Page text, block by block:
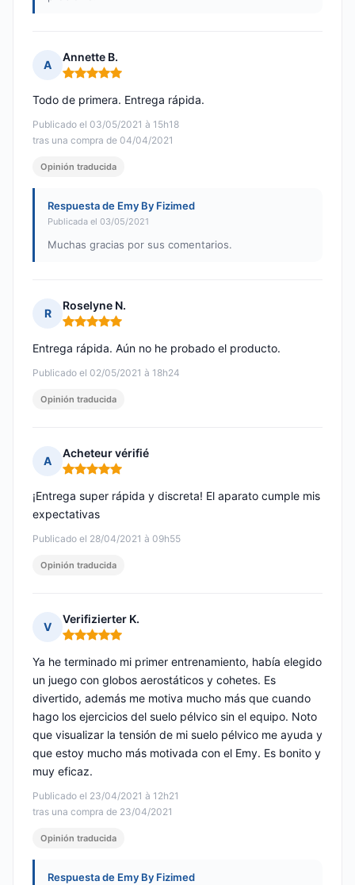
A
Annette B.
Nota: 5 de 5
Publicado el 03/05/2021 à 15h18
tras una compra de 04/04/2021
Todo de primera. Entrega rápida.
Opinión traducida
Respuesta de Emy By Fizimed
Publicada el 03/05/2021
Muchas gracias por sus comentarios.
R
Roselyne N.
Nota: 5 de 5
Publicado el 02/05/2021 à 18h24
Entrega rápida. Aún no he probado el producto.
Opinión traducida
A
Acheteur vérifié
Nota: 5 de 5
Publicado el 28/04/2021 à 09h55
¡Entrega super rápida y discreta! El aparato cumple mis
expectativas
Opinión traducida
V
Verifizierter K.
Nota: 5 de 5
Publicado el 23/04/2021 à 12h21
tras una compra de 23/04/2021
Ya he terminado mi primer entrenamiento, había elegido
un juego con globos aerostáticos y cohetes. Es
divertido, además me motiva mucho más que cuando
hago los ejercicios del suelo pélvico sin el equipo. Noto
que visualizar la tensión de mi suelo pélvico me ayuda y
que estoy mucho más motivada con el Emy. Es bonito y
muy eficaz.
Opinión traducida
Respuesta de Emy By Fizimed